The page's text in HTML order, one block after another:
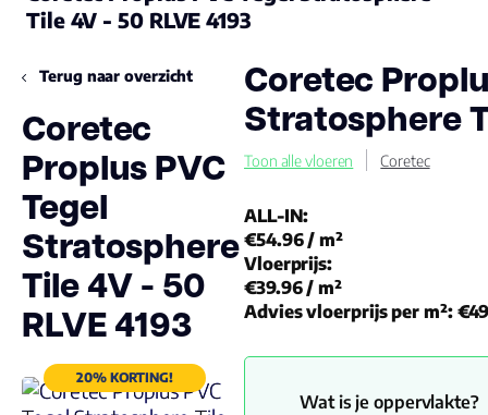
Tile 4V - 50 RLVE 4193
Terug naar overzicht
Coretec
Proplus PVC
Tegel
Stratosphere
Tile 4V - 50
RLVE 4193
20% KORTING!
Coretec
Stratosphere
Toon alle vloeren Coretec
ALL-IN:
€54.96/ m²
Vloerprijs:
€39.96/ m²
Advies vloerprijs per m²:
Wat is je oppervlakte?